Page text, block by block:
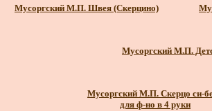
Мусоргский М.П. Швея (Скерцино)
Мусоргский М.П.
Мусоргский М.П. Скерцо си-
для ф-но в 4 руки